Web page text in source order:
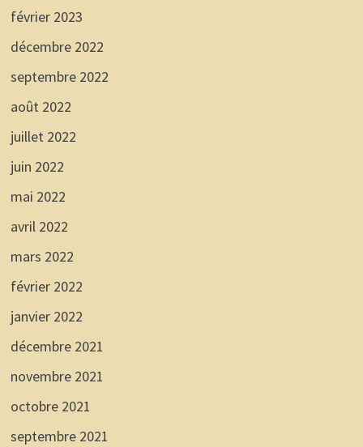
février 2023
décembre 2022
septembre 2022
août 2022
juillet 2022
juin 2022
mai 2022
avril 2022
mars 2022
février 2022
janvier 2022
décembre 2021
novembre 2021
octobre 2021
septembre 2021